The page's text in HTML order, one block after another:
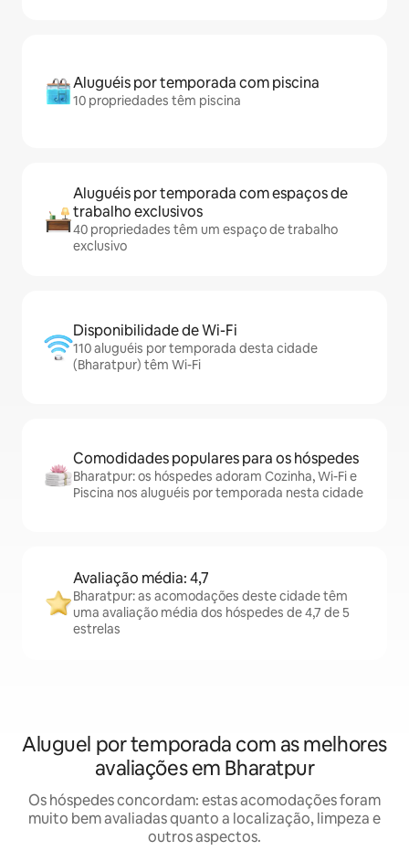
Aluguéis por temporada com piscina
10 propriedades têm piscina
Aluguéis por temporada com espaços de
trabalho exclusivos
40 propriedades têm um espaço de trabalho
exclusivo
Disponibilidade de Wi-Fi
110 aluguéis por temporada desta cidade
(Bharatpur) têm Wi-Fi
Comodidades populares para os hóspedes
Bharatpur: os hóspedes adoram Cozinha, Wi-Fi e
Piscina nos aluguéis por temporada nesta cidade
Avaliação média: 4,7
Bharatpur: as acomodações deste cidade têm
uma avaliação média dos hóspedes de 4,7 de 5
estrelas
Aluguel por temporada com as melhores
avaliações em Bharatpur
Os hóspedes concordam: estas acomodações foram
muito bem avaliadas quanto a localização, limpeza e
outros aspectos.